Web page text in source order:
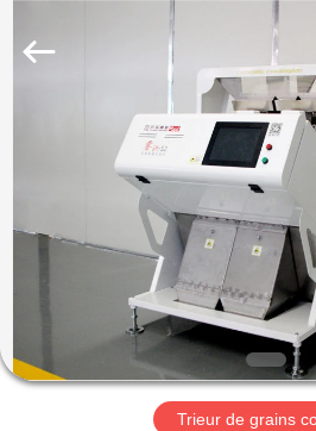
MAISON
PRODUITS
SUJET
DE
NOUS
High-
tech
Trieur de grains